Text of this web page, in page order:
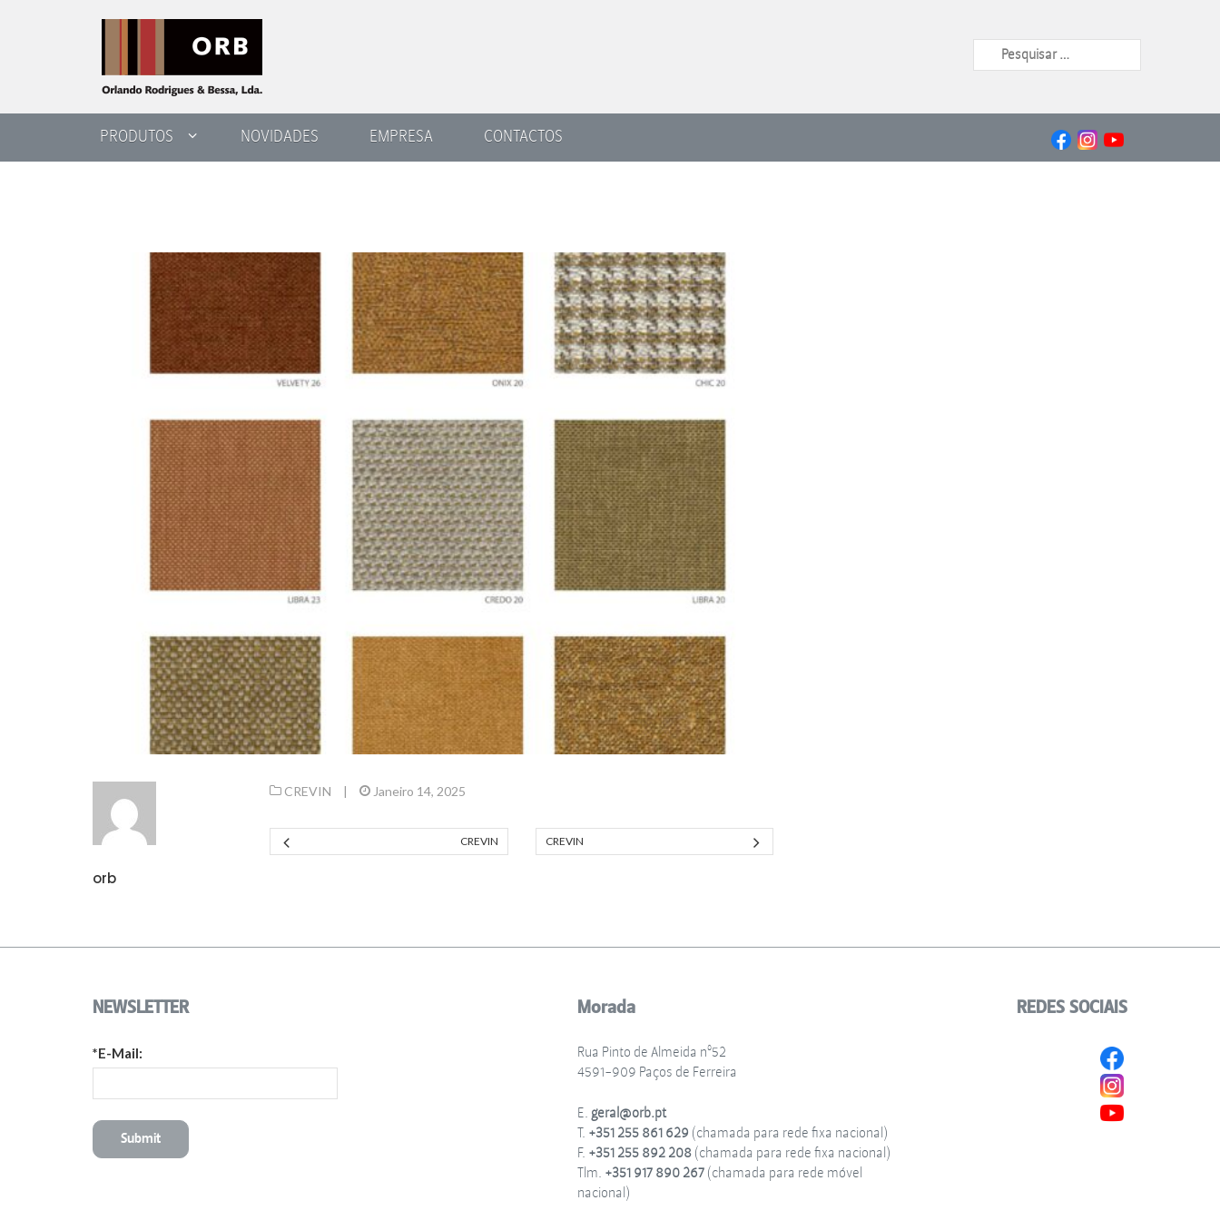
PRODUTOS NOVIDADES EMPRESA CONTACTOS
orb
CREVIN | Janeiro 14, 2025
CREVIN CREVIN
NEWSLETTER
*E-Mail:
Morada
Rua Pinto de Almeida nº52
4591-909 Paços de Ferreira
E. geral@orb.pt
T. +351 255 861 629 (chamada para rede fixa nacional)
F. +351 255 892 208(chamada para rede fixa nacional)
Tlm. +351 917 890 267(chamada para rede móvel
nacional)
REDES SOCIAIS